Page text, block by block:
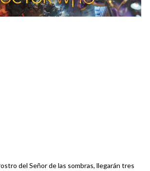
del Señor de las sombras, llegarán tres